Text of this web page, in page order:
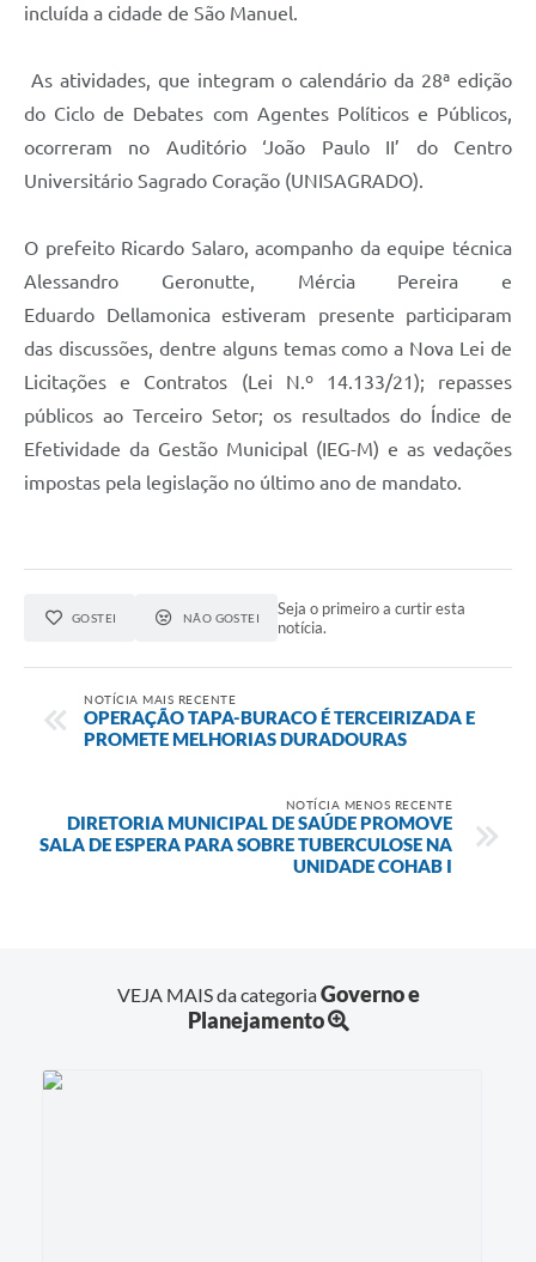
incluída a cidade de São Manuel.
As atividades, que integram o calendário da 28ª edição
do Ciclo de Debates com Agentes Políticos e Públicos,
ocorreram no Auditório ‘João Paulo II’ do Centro
Universitário Sagrado Coração (UNISAGRADO).
O prefeito Ricardo Salaro, acompanho da equipe técnica
Alessandro Geronutte, Mércia Pereira e
Eduardo Dellamonica estiveram presente participaram
das discussões, dentre alguns temas como a Nova Lei de
Licitações e Contratos (Lei N.º 14.133/21); repasses
públicos ao Terceiro Setor; os resultados do Índice de
Efetividade da Gestão Municipal (IEG-M) e as vedações
impostas pela legislação no último ano de mandato.
GOSTEI NÃO GOSTEI
Seja o primeiro a curtir esta
notícia.
NOTÍCIA MAIS RECENTE
OPERAÇÃO TAPA-BURACO É TERCEIRIZADA E
PROMETE MELHORIAS DURADOURAS
NOTÍCIA MENOS RECENTE
DIRETORIA MUNICIPAL DE SAÚDE PROMOVE
SALA DE ESPERA PARA SOBRE TUBERCULOSE NA
UNIDADE COHAB I
VEJA MAIS da categoriaGoverno e
Planejamento